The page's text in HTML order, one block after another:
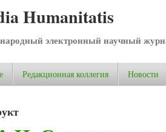
Humanitatis
электронный научный
Редакционная коллегия Новости